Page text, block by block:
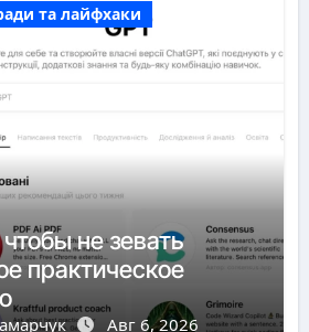
та лайфхаки
не зевать
практическое
Авг 6, 2026